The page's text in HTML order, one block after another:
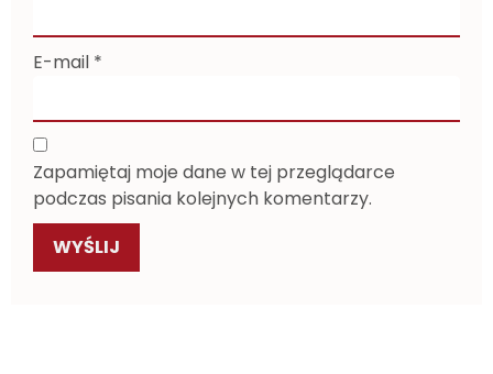
E-mail *
Zapamiętaj moje dane w tej przeglądarce
podczas pisania kolejnych komentarzy.